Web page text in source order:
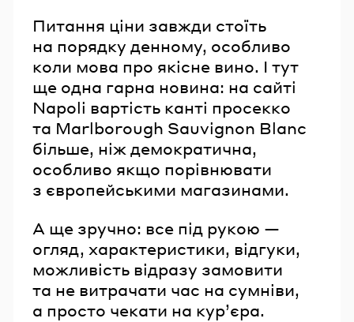
Питання ціни завжди стоїть
на порядку денному, особливо
коли мова про якісне вино. І тут
ще одна гарна новина: на сайті
Napoli вартість канті просекко
та Marlborough Sauvignon Blanc
більше, ніж демократична,
особливо якщо порівнювати
з європейськими магазинами.
А ще зручно: все під рукою —
огляд, характеристики, відгуки,
можливість відразу замовити
та не витрачати час на сумніви,
а просто чекати на кур’єра.